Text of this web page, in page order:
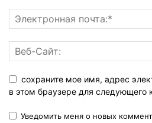
сохраните мое имя, адрес
в этом браузере для следующего
Уведомить меня о новых